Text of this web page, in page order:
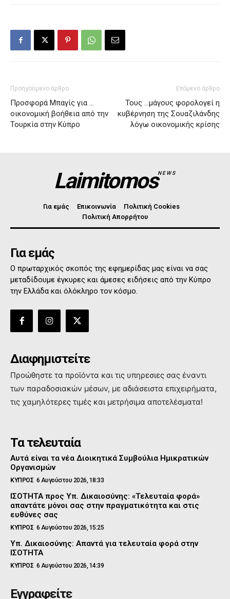
Προηγούμενο άρθρο
Προσφορά Μπαγίς για …
οικονομική βοήθεια από την
Τουρκία στην Κύπρο
Επόμενο άρθρο
Τους …μάγους φορολογεί η
κυβέρνηση της Σουαζιλάνδης
λόγω οικονομικής κρίσης
LaimitomosNEWS
Για εμάς Επικοινωνία
Πολιτική Cookies
Πολιτική Απορρήτου
Για εμάς
Ο πρωταρχικός σκοπός της εφημερίδας μας είναι να σας
μεταδίδουμε έγκυρες και άμεσες ειδήσεις από την Κύπρο
την Ελλάδα και όλόκληρο τον κόσμο.
Διαφημιστείτε
Προώθηστε τα προϊόντα και τις υπηρεσιες σας έναντι
των παραδοσιακών μέσων, με αδιάσειστα επιχειρήματα,
τις χαμηλότερες τιμές και μετρήσιμα αποτελέσματα!
Τα τελευταία
Αυτά είναι τα νέα Διοικητικά Συμβούλια Ημικρατικών
Οργανισμών
ΚΥΠΡΟΣ 6 Αυγούστου 2026, 18:33
ΙΣΟΤΗΤΑ προς Υπ. Δικαιοσύνης: «Τελευταία φορά»
απαντάτε μόνοι σας στην πραγματικότητα και στις
ευθύνες σας
ΚΥΠΡΟΣ 6 Αυγούστου 2026, 15:25
Υπ. Δικαιοσύνης: Απαντά για τελευταία φορά στην
ΙΣΟΤΗΤΑ
ΚΥΠΡΟΣ 6 Αυγούστου 2026, 14:39
Εγγραφείτε